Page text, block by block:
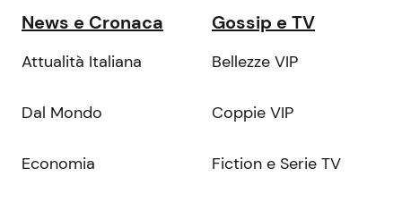
News e Cronaca
Attualità Italiana
Dal Mondo
Economia
Gossip e TV
Bellezze VIP
Coppie VIP
Fiction e Serie TV